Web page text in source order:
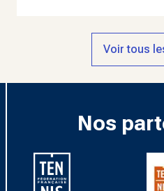
Voir tous
Nos